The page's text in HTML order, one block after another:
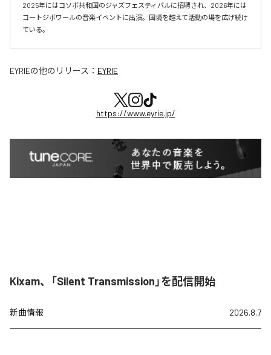
2025年にはコソボ共和国のジャズフェスティバルに招聘され、2026年には
コートジボワールの音楽イベントに出演。国境を越えて活動の場を広げ続け
ている。​
EYRIEの他のリリース： EYRIE
https://www.eyrie.jp/
Kixam、「Silent Transmission」を配信開始
新曲情報 2026.8.7